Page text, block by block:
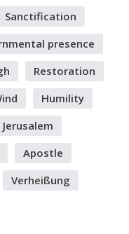
Sanctification
presence
Restoration
Humility
Jerusalem
Apostle
Verheißung